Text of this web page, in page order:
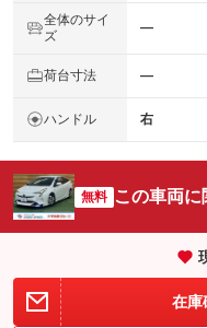
全体のサイ
ズ
―
荷台寸法 ―
ハンドル 右
無料 この車両
在庫